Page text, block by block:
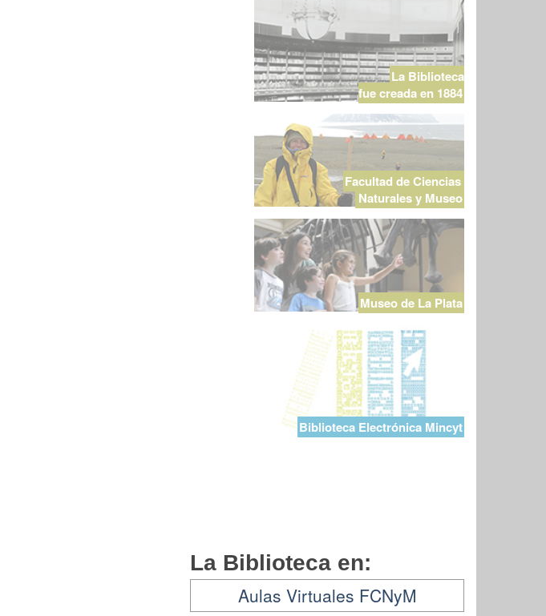
La Biblioteca
fue creada en 1884
Facultad de Ciencias
Naturales y Museo
Museo de La Plata
Biblioteca Electrónica Mincyt
La Biblioteca en:
Aulas Virtuales FCNyM